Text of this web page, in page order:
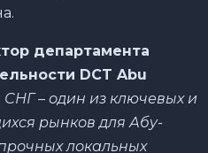
департамента
DCT Abu
СНГ – один из ключевых и
рынков для Абу-
локальных